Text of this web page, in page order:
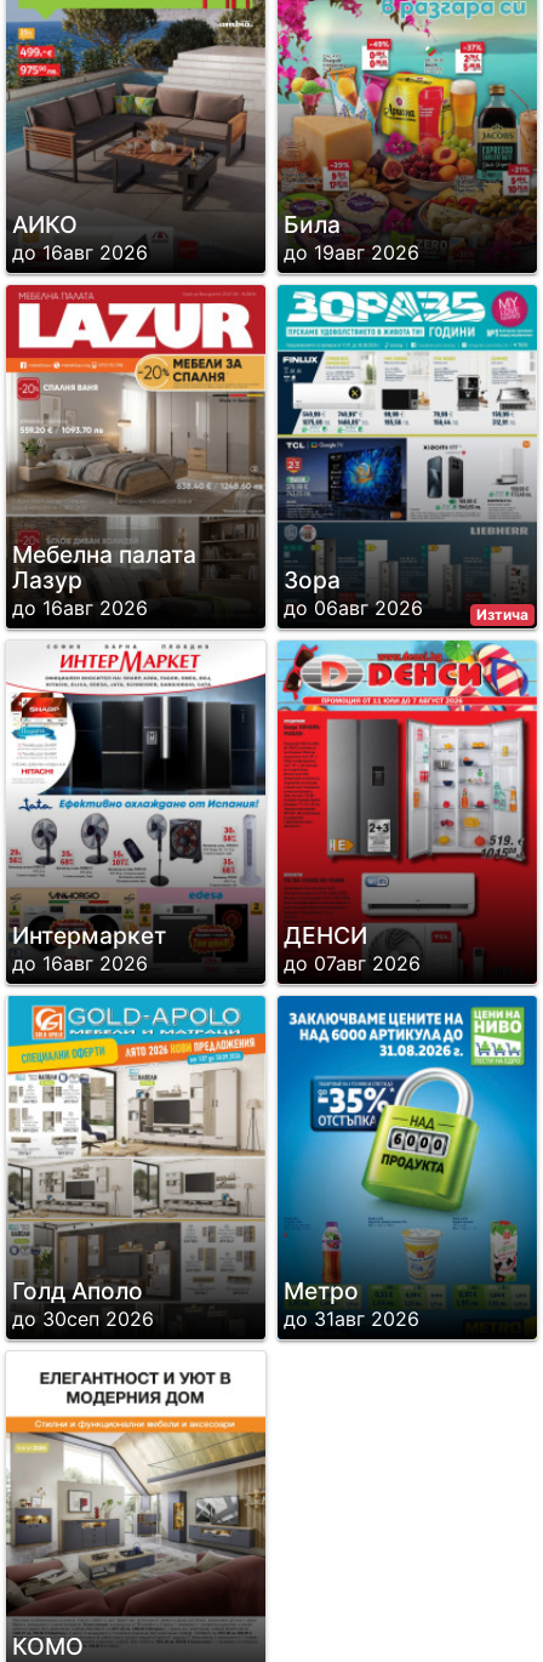
АИКО
до 16авг 2026
Била
до 19авг 2026
Мебелна палата
Лазур
до 16авг 2026 Изтича
Зора
до 06авг 2026
Интермаркет
до 16авг 2026
ДЕНСИ
до 07авг 2026
Голд Аполо
до 30сеп 2026
Метро
до 31авг 2026
КОМО